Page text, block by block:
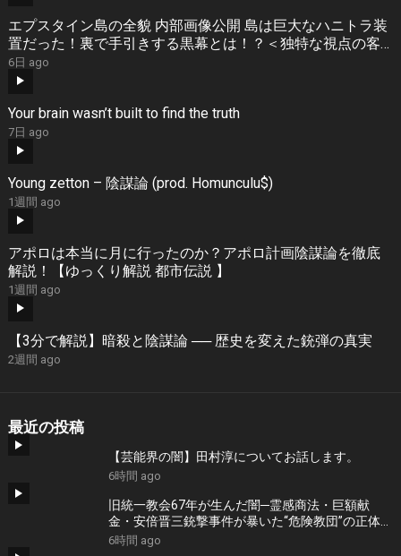
エプスタイン島の全貌 内部画像公開 島は巨大なハニトラ装
置だった！裏で手引きする黒幕とは！？＜独特な視点の客
が集まるBARシーズン3#8＞
6日 ago
Your brain wasn’t built to find the truth
7日 ago
Young zetton – 陰謀論 (prod. Homunculu$)
1週間 ago
アポロは本当に月に行ったのか？アポロ計画陰謀論を徹底
解説！【ゆっくり解説 都市伝説 】
1週間 ago
【3分で解説】暗殺と陰謀論 ── 歴史を変えた銃弾の真実
2週間 ago
最近の投稿
【芸能界の闇】田村淳についてお話します。
6時間 ago
旧統一教会67年が生んだ闇─霊感商法・巨額献
金・安倍晋三銃撃事件が暴いた“危険教団”の正体
【NoBorder #59】
6時間 ago